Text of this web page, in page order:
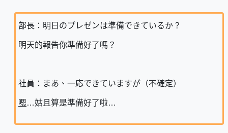
部長：明日のプレゼンは準備できているか？
明天的報告你準備好了嗎？
社員：まあ、一応できていますが（不確定）
嗯…姑且算是準備好了啦…